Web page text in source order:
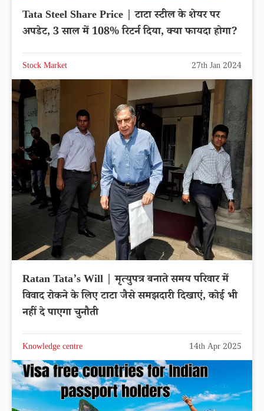
Tata Steel Share Price | टाटा स्टील के शेयर पर
अपडेट, 3 साल में 108% रिटर्न दिया, क्या फायदा होगा?
Stock Market 27th Jan 2024
Ratan Tata’s Will | मृत्युपत्र बनाते समय परिवार में
विवाद रोकने के लिए टाटा जैसे समझदारी दिखाएं, कोई भी
नहीं दे पाएगा चुनौती
Knowledge centre 14th Apr 2025